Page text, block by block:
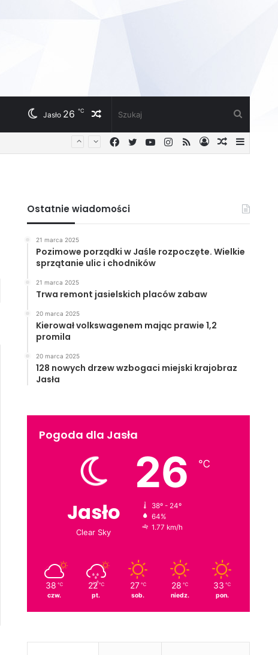
Losowy
artykuł
Jasło 26 ℃
Losowy
Zaloguj
RSS
Instagram
YouTube
Twitter
Facebook
Ostatnie wiadomości
21 marca 2025
Pozimowe porządki w Jaśle rozpoczęte. Wielkie
sprzątanie ulic i chodników
21 marca 2025
Trwa remont jasielskich placów zabaw
20 marca 2025
Kierował volkswagenem mając prawie 1,2
promila
20 marca 2025
128 nowych drzew wzbogaci miejski krajobraz
Jasła
Pogoda dla Jasła
Jasło
Clear Sky
26 ℃
38º - 24º
64%
1.77 km/h
38 ℃
czw.
22 ℃
pt.
27 ℃
sob.
28 ℃
niedz.
33 ℃
pon.